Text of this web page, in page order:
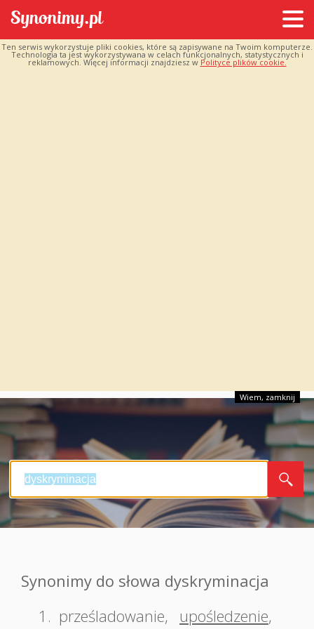
Ten serwis wykorzystuje pliki cookies, które są zapisywane na Twoim komputerze.
Technologia ta jest wykorzystywana w celach funkcjonalnych, statystycznych i
reklamowych. Więcej informacji znajdziesz w Polityce plików cookie.
Wiem, zamknij
Synonimy do słowa dyskryminacja
1. prześladowanie, upośledzenie,